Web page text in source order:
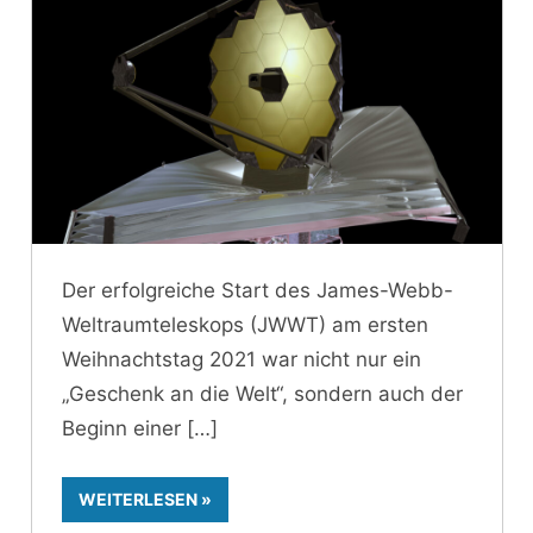
Der erfolgreiche Start des James-Webb-
Weltraumteleskops (JWWT) am ersten
Weihnachtstag 2021 war nicht nur ein
„Geschenk an die Welt“, sondern auch der
Beginn einer
WEITERLESEN